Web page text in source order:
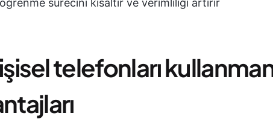
sürecini kısaltır ve verimliliği artırır
telefonları